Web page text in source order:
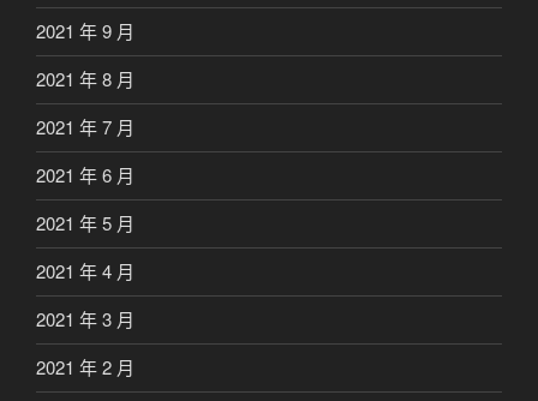
2021 年 9 月
2021 年 8 月
2021 年 7 月
2021 年 6 月
2021 年 5 月
2021 年 4 月
2021 年 3 月
2021 年 2 月